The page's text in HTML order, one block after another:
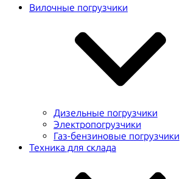
Вилочные погрузчики
Дизельные погрузчики
Электропогрузчики
Газ-бензиновые погрузчики
Техника для склада